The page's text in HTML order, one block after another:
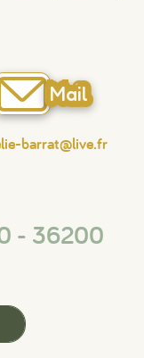
Mail
barrat@live.fr
- 36200